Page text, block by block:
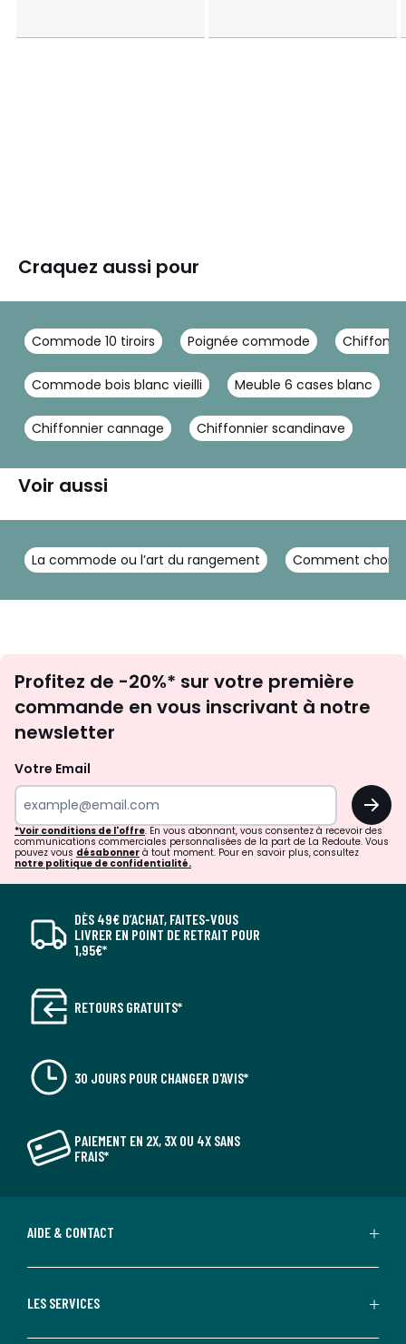
Craquez aussi pour
Commode 10 tiroirs Poignée commode
Commode bois blanc vieilli Meuble 6 cases blanc
Chiffonnier cannage Chiffonnier scandinave
Voir aussi
La commode ou l’art du rangement Comment
newsletter
Profitez de -20%* sur votre première
commande en vous inscrivant à notre
newsletter
Votre Email
OK
*Voir conditions de l'offre. En vous abonnant, vous consentez à recevoir des
communications commerciales personnalisées de la part de La Redoute. Vous
pouvez vous désabonner à tout moment. Pour en savoir plus, consultez
notre politique de confidentialité.
DÈS 49€ D’ACHAT, FAITES-VOUS
LIVRER EN POINT DE RETRAIT POUR
1,95€*
RETOURS GRATUITS*
30 JOURS POUR CHANGER D'AVIS*
PAIEMENT EN 2X, 3X OU 4X SANS
FRAIS*
AIDE & CONTACT
LES SERVICES